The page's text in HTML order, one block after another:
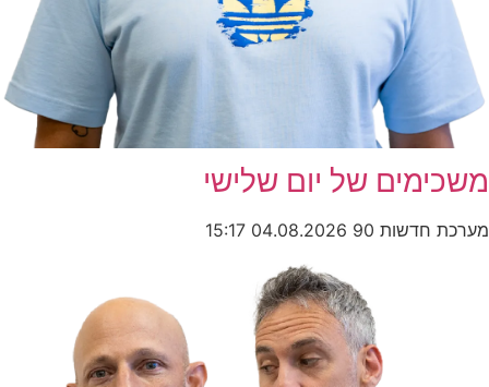
משכימים של יום שלישי
מערכת חדשות 90 04.08.2026
15:17